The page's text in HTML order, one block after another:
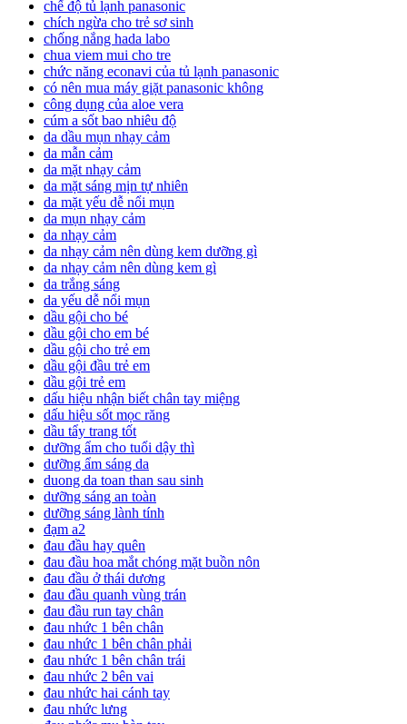
chế độ tủ lạnh panasonic
chích ngừa cho trẻ sơ sinh
chống nắng hada labo
chua viem mui cho tre
chức năng econavi của tủ lạnh panasonic
có nên mua máy giặt panasonic không
công dụng của aloe vera
cúm a sốt bao nhiêu độ
da dầu mụn nhạy cảm
da mẫn cảm
da mặt nhạy cảm
da mặt sáng mịn tự nhiên
da mặt yếu dễ nổi mụn
da mụn nhạy cảm
da nhạy cảm
da nhạy cảm nên dùng kem dưỡng gì
da nhạy cảm nên dùng kem gì
da trắng sáng
da yếu dễ nổi mụn
dầu gội cho bé
dầu gội cho em bé
dầu gội cho trẻ em
dầu gội đầu trẻ em
dầu gội trẻ em
dấu hiệu nhận biết chân tay miệng
dấu hiệu sốt mọc răng
dầu tẩy trang tốt
dưỡng ẩm cho tuổi dậy thì
dưỡng ẩm sáng da
duong da toan than sau sinh
dưỡng sáng an toàn
dưỡng sáng lành tính
đạm a2
đau đầu hay quên
đau đầu hoa mắt chóng mặt buồn nôn
đau đầu ở thái dương
đau đầu quanh vùng trán
đau đầu run tay chân
đau nhức 1 bên chân
đau nhức 1 bên chân phải
đau nhức 1 bên chân trái
đau nhức 2 bên vai
đau nhức hai cánh tay
đau nhức lưng